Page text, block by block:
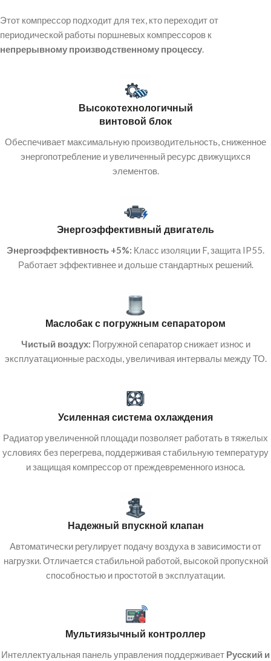
Этот компрессор подходит для тех, кто переходит от
периодической работы поршневых компрессоров к
непрерывному производственному процессу.
Высокотехнологичный
винтовой блок
Обеспечивает максимальную производительность, сниженное
энергопотребление и увеличенный ресурс движущихся
элементов.
Энергоэффективный двигатель
Энергоэффективность +5%: Класс изоляции F, защита IP55.
Работает эффективнее и дольше стандартных решений.
Маслобак с погружным сепаратором
Чистый воздух: Погружной сепаратор снижает износ и
эксплуатационные расходы, увеличивая интервалы между ТО.
Усиленная система охлаждения
Радиатор увеличенной площади позволяет работать в тяжелых
условиях без перегрева, поддерживая стабильную температуру
и защищая компрессор от преждевременного износа.
Надежный впускной клапан
Автоматически регулирует подачу воздуха в зависимости от
нагрузки. Отличается стабильной работой, высокой пропускной
способностью и простотой в эксплуатации.
Мультиязычный контроллер
Интеллектуальная панель управления поддерживает Русский и